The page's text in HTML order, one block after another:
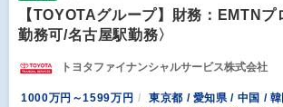
【TOYOTAグループ】財務：EMTNプ
勤務可/名古屋駅勤務〉
トヨタファイナンシャルサービス株式会社
1000万円～1599万円
東京都 / 愛知県 / 中国 /